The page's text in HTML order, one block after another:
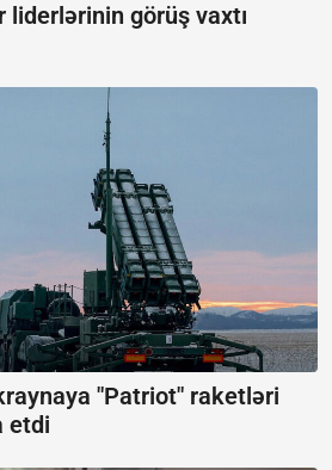
liderlərinin görüş vaxtı
"Patriot" raketləri
etdi